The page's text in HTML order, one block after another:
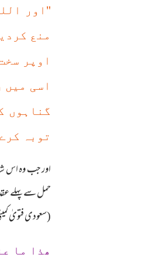
"اور
منع
اوپر
اسی میں
گناہوں
توبہ
اور جب وہ اس
حمل سے پہلے
(سعودی فتویٰ
ھذا ما